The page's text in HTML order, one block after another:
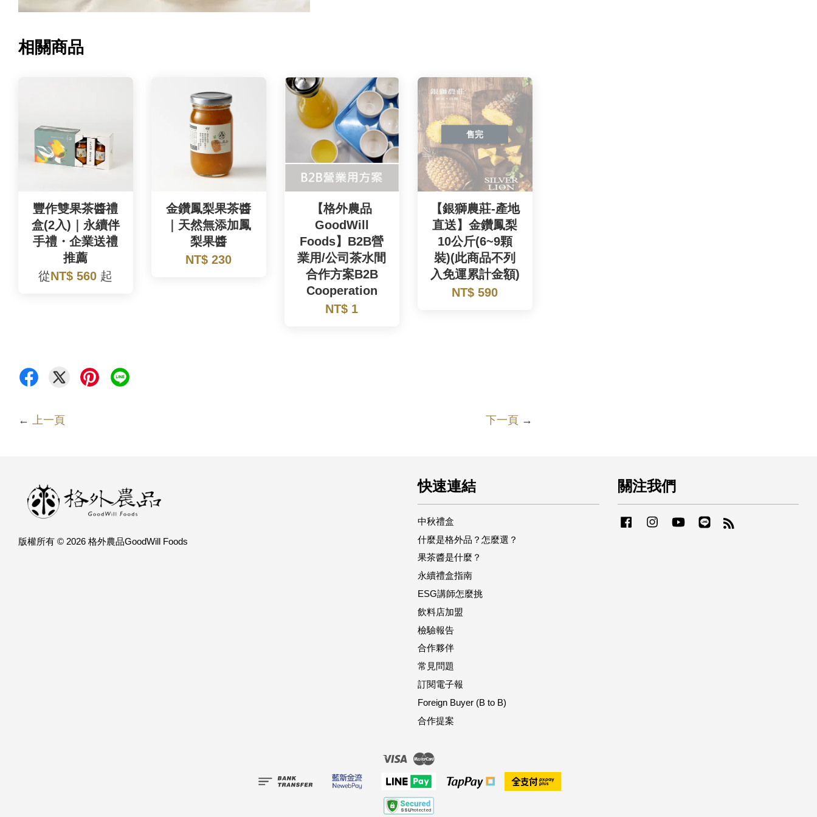
相關商品
豐作雙果茶醬禮
盒(2入)｜永續伴
手禮・企業送禮
推薦
從NT$ 560 起
金鑽鳳梨果茶醬
｜天然無添加鳳
梨果醬
NT$ 230
【格外農品
GoodWill
Foods】B2B營
業用/公司茶水間
合作方案B2B
Cooperation
NT$ 1
售完
【銀獅農莊-產地
直送】金鑽鳳梨
10公斤(6~9顆
裝)(此商品不列
入免運累計金額)
NT$ 590
← 上一頁 下一頁→
版權所有 © 2026 格外農品GoodWill Foods
快速連結
中秋禮盒
什麼是格外品？怎麼選？
果茶醬是什麼？
永續禮盒指南
ESG講師怎麼挑
飲料店加盟
檢驗報告
合作夥伴
常見問題
訂閱電子報
Foreign Buyer (B to B)
合作提案
關注我們
FacebookInstagramYouTubeLine
Visa